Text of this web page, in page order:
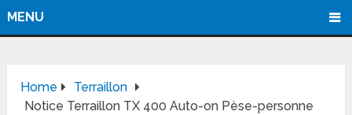
MENU
Home
Terraillon
Notice Terraillon TX 400 Auto-on Pèse-personne